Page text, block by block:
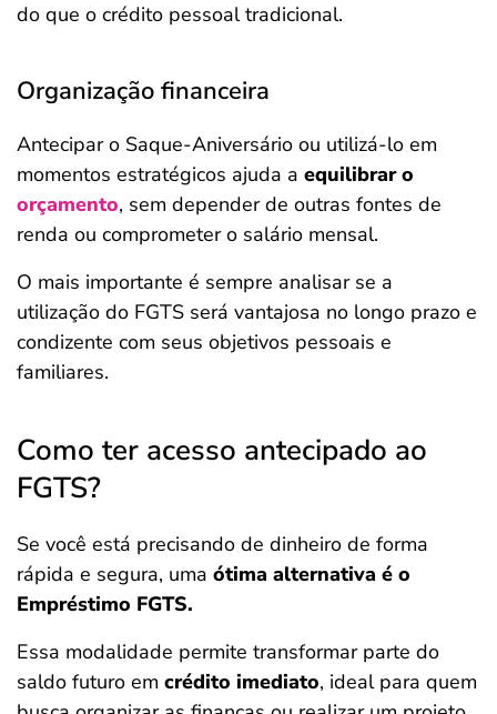
do que o crédito pessoal tradicional.
Organização financeira
Antecipar o Saque-Aniversário ou utilizá-lo em
momentos estratégicos ajuda a equilibrar o
orçamento, sem depender de outras fontes de
renda ou comprometer o salário mensal.
O mais importante é sempre analisar se a
utilização do FGTS será vantajosa no longo prazo e
condizente com seus objetivos pessoais e
familiares.
Como ter acesso antecipado ao
FGTS?
Se você está precisando de dinheiro de forma
rápida e segura, uma ótima alternativa é o
Empréstimo FGTS.
Essa modalidade permite transformar parte do
saldo futuro em crédito imediato, ideal para quem